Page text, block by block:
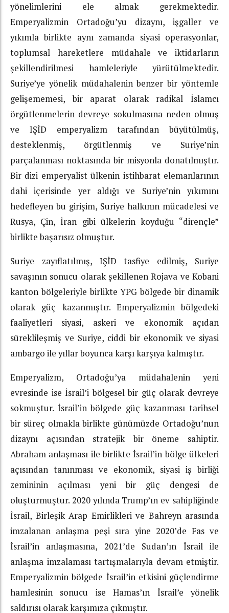
yönelimlerini ele almak gerekmektedir.
Emperyalizmin Ortadoğu’yu dizaynı, işgaller ve
yıkımla birlikte aynı zamanda siyasi operasyonlar,
toplumsal hareketlere müdahale ve iktidarların
şekillendirilmesi hamleleriyle yürütülmektedir.
Suriye’ye yönelik müdahalenin benzer bir yöntemle
gelişememesi, bir aparat olarak radikal İslamcı
örgütlenmelerin devreye sokulmasına neden olmuş
ve IŞİD emperyalizm tarafından büyütülmüş,
desteklenmiş, örgütlenmiş ve Suriye’nin
parçalanması noktasında bir misyonla donatılmıştır.
Bir dizi emperyalist ülkenin istihbarat elemanlarının
dahi içerisinde yer aldığı ve Suriye’nin yıkımını
hedefleyen bu girişim, Suriye halkının mücadelesi ve
Rusya, Çin, İran gibi ülkelerin koyduğu “dirençle”
birlikte başarısız olmuştur.
Suriye zayıflatılmış, IŞİD tasfiye edilmiş, Suriye
savaşının sonucu olarak şekillenen Rojava ve Kobani
kanton bölgeleriyle birlikte YPG bölgede bir dinamik
olarak güç kazanmıştır. Emperyalizmin bölgedeki
faaliyetleri siyasi, askeri ve ekonomik açıdan
süreklileşmiş ve Suriye, ciddi bir ekonomik ve siyasi
ambargo ile yıllar boyunca karşı karşıya kalmıştır.
Emperyalizm, Ortadoğu’ya müdahalenin yeni
evresinde ise İsrail’i bölgesel bir güç olarak devreye
sokmuştur. İsrail’in bölgede güç kazanması tarihsel
bir süreç olmakla birlikte günümüzde Ortadoğu’nun
dizaynı açısından stratejik bir öneme sahiptir.
Abraham anlaşması ile birlikte İsrail’in bölge ülkeleri
açısından tanınması ve ekonomik, siyasi iş birliği
zemininin açılması yeni bir güç dengesi de
oluşturmuştur. 2020 yılında Trump’ın ev sahipliğinde
İsrail, Birleşik Arap Emirlikleri ve Bahreyn arasında
imzalanan anlaşma peşi sıra yine 2020’de Fas ve
İsrail’in anlaşmasına, 2021’de Sudan’ın İsrail ile
anlaşma imzalaması tartışmalarıyla devam etmiştir.
Emperyalizmin bölgede İsrail’in etkisini güçlendirme
hamlesinin sonucu ise Hamas’ın İsrail’e yönelik
saldırısı olarak karşımıza çıkmıştır.